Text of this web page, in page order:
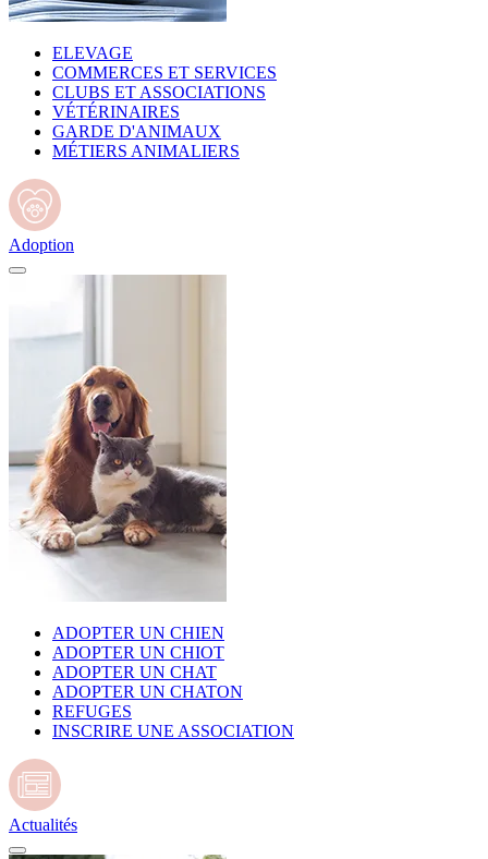
ELEVAGE
COMMERCES ET SERVICES
CLUBS ET ASSOCIATIONS
VÉTÉRINAIRES
GARDE D'ANIMAUX
MÉTIERS ANIMALIERS
Adoption
ADOPTER UN CHIEN
ADOPTER UN CHIOT
ADOPTER UN CHAT
ADOPTER UN CHATON
REFUGES
INSCRIRE UNE ASSOCIATION
Actualités